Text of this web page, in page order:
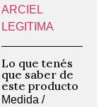
ARCIEL
LEGITIMA
Lo que tenés
que saber de
este producto
Medida /